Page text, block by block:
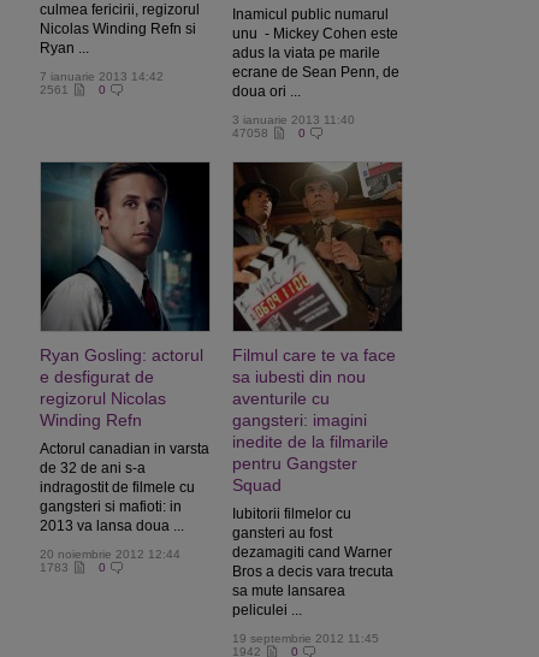
culmea fericirii, regizorul
Nicolas Winding Refn si
Ryan ...
7 ianuarie 2013 14:42
2561
0
Inamicul public numarul
unu - Mickey Cohen este
adus la viata pe marile
ecrane de Sean Penn, de
doua ori ...
3 ianuarie 2013 11:40
47058
0
Ryan Gosling: actorul
e desfigurat de
regizorul Nicolas
Winding Refn
Actorul canadian in varsta
de 32 de ani s-a
indragostit de filmele cu
gangsteri si mafioti: in
2013 va lansa doua ...
20 noiembrie 2012 12:44
1783
0
Filmul care te va face
sa iubesti din nou
aventurile cu
gangsteri: imagini
inedite de la filmarile
pentru Gangster
Squad
Iubitorii filmelor cu
gansteri au fost
dezamagiti cand Warner
Bros a decis vara trecuta
sa mute lansarea
peliculei ...
19 septembrie 2012 11:45
1942
0